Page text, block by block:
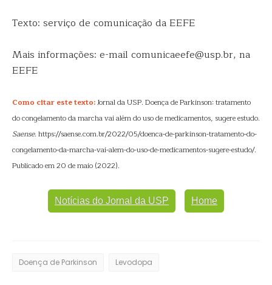
Texto: serviço de comunicação da EEFE
Mais informações: e-mail comunicaeefe@usp.br, na
EEFE
Como citar este texto:Jornal da USP. Doença de Parkinson: tratamento
do congelamento da marcha vai além do uso de medicamentos, sugere estudo.
Saense. https://saense.com.br/2022/05/doenca-de-parkinson-tratamento-do-
congelamento-da-marcha-vai-alem-do-uso-de-medicamentos-sugere-estudo/.
Publicado em 20 de maio (2022).
Notícias do Jornal da USP Home
Doença de Parkinson Levodopa